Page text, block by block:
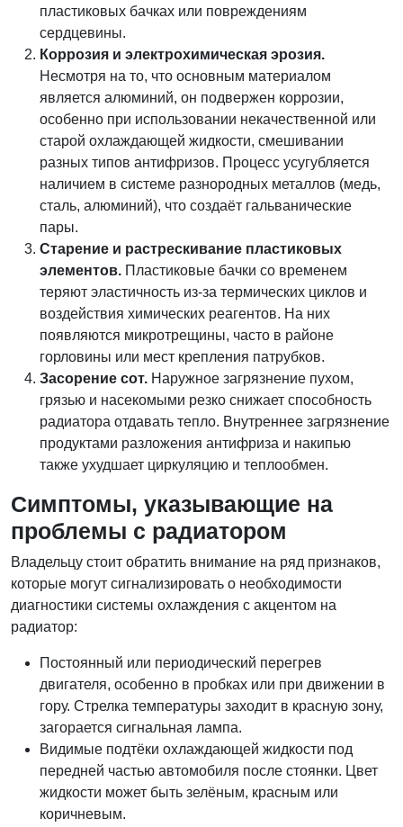
пластиковых бачках или повреждениям
сердцевины.
Коррозия и электрохимическая эрозия.
Несмотря на то, что основным материалом
является алюминий, он подвержен коррозии,
особенно при использовании некачественной или
старой охлаждающей жидкости, смешивании
разных типов антифризов. Процесс усугубляется
наличием в системе разнородных металлов (медь,
сталь, алюминий), что создаёт гальванические
пары.
Старение и растрескивание пластиковых
элементов. Пластиковые бачки со временем
теряют эластичность из-за термических циклов и
воздействия химических реагентов. На них
появляются микротрещины, часто в районе
горловины или мест крепления патрубков.
Засорение сот. Наружное загрязнение пухом,
грязью и насекомыми резко снижает способность
радиатора отдавать тепло. Внутреннее загрязнение
продуктами разложения антифриза и накипью
также ухудшает циркуляцию и теплообмен.
Симптомы, указывающие на
проблемы с радиатором
Владельцу стоит обратить внимание на ряд признаков,
которые могут сигнализировать о необходимости
диагностики системы охлаждения с акцентом на
радиатор:
Постоянный или периодический перегрев
двигателя, особенно в пробках или при движении в
гору. Стрелка температуры заходит в красную зону,
загорается сигнальная лампа.
Видимые подтёки охлаждающей жидкости под
передней частью автомобиля после стоянки. Цвет
жидкости может быть зелёным, красным или
коричневым.